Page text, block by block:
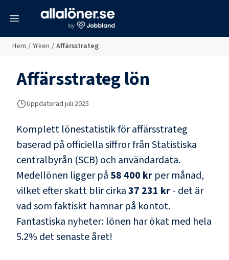
Hem / Yrken / Affärsstrateg
Affärsstrateglön
Uppdaterad juli 2025
Komplett lönestatistik föraffärsstrateg
baserad på officiella siffror från Statistiska
centralbyrån (SCB) och användardata.
Medellönen ligger på 58 400 kr per månad,
vilket efter skatt blir cirka37 231 kr- det är
vad som faktiskt hamnar på kontot.
Fantastiska nyheter: lönen har ökat med hela
5.2% det senaste året!